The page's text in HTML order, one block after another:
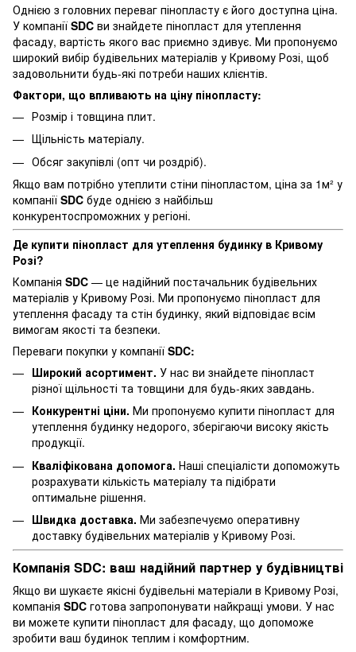
Однією з головних переваг пінопласту є його доступна ціна.
У компанії SDC ви знайдете пінопласт для утеплення
фасаду, вартість якого вас приємно здивує. Ми пропонуємо
широкий вибір будівельних матеріалів у Кривому Розі, щоб
задовольнити будь-які потреби наших клієнтів.
Фактори, що впливають на ціну пінопласту:
Розмір і товщина плит.
Щільність матеріалу.
Обсяг закупівлі (опт чи роздріб).
Якщо вам потрібно утеплити стіни пінопластом, ціна за 1м² у
компанії SDC буде однією з найбільш
конкурентоспроможних у регіоні.
Де купити пінопласт для утеплення будинку в Кривому
Розі?
Компанія SDC — це надійний постачальник будівельних
матеріалів у Кривому Розі. Ми пропонуємо пінопласт для
утеплення фасаду та стін будинку, який відповідає всім
вимогам якості та безпеки.
Переваги покупки у компанії SDC:
Широкий асортимент. У нас ви знайдете пінопласт
різної щільності та товщини для будь-яких завдань.
Конкурентні ціни. Ми пропонуємо купити пінопласт для
утеплення будинку недорого, зберігаючи високу якість
продукції.
Кваліфікована допомога. Наші спеціалісти допоможуть
розрахувати кількість матеріалу та підібрати
оптимальне рішення.
Швидка доставка. Ми забезпечуємо оперативну
доставку будівельних матеріалів у Кривому Розі.
Компанія SDC: ваш надійний партнер у будівництві
Якщо ви шукаєте якісні будівельні матеріали в Кривому Розі,
компанія SDC готова запропонувати найкращі умови. У нас
ви можете купити пінопласт для фасаду, що допоможе
зробити ваш будинок теплим і комфортним.